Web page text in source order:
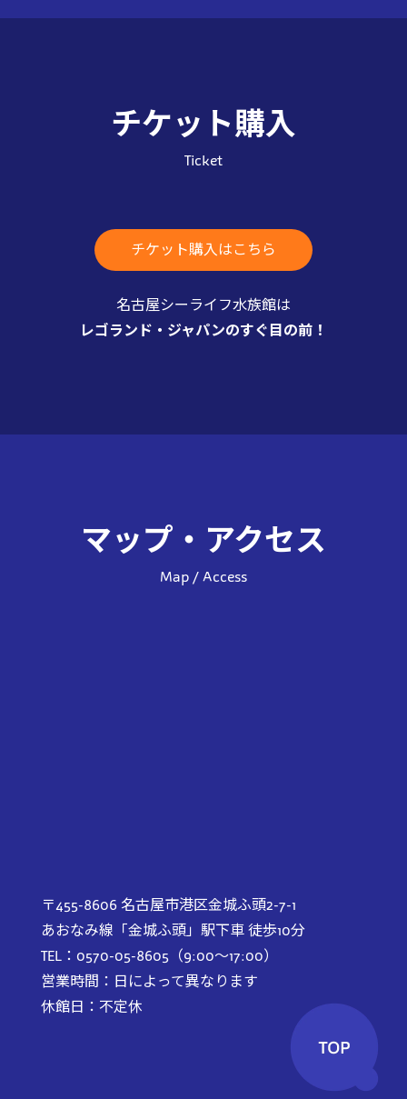
チケット購入
Ticket
チケット購入はこちら
名古屋シーライフ水族館は
レゴランド・ジャパンのすぐ目の前！
マップ・アクセス
Map / Access
〒455-8606 名古屋市港区金城ふ頭2-7-1
あおなみ線「金城ふ頭」駅下車 徒歩10分
TEL：0570-05-8605（9:00～17:00）
営業時間：日によって異なります
休館日：不定休